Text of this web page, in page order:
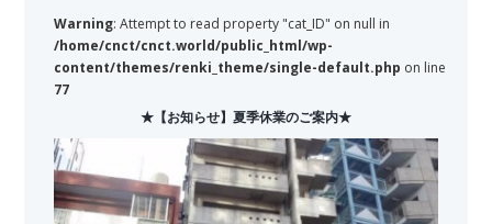
Warning: Attempt to read property "cat_ID" on null in
/home/cnct/cnct.world/public_html/wp-
content/themes/renki_theme/single-default.php on line
77
★【お知らせ】夏季休業のご案内★